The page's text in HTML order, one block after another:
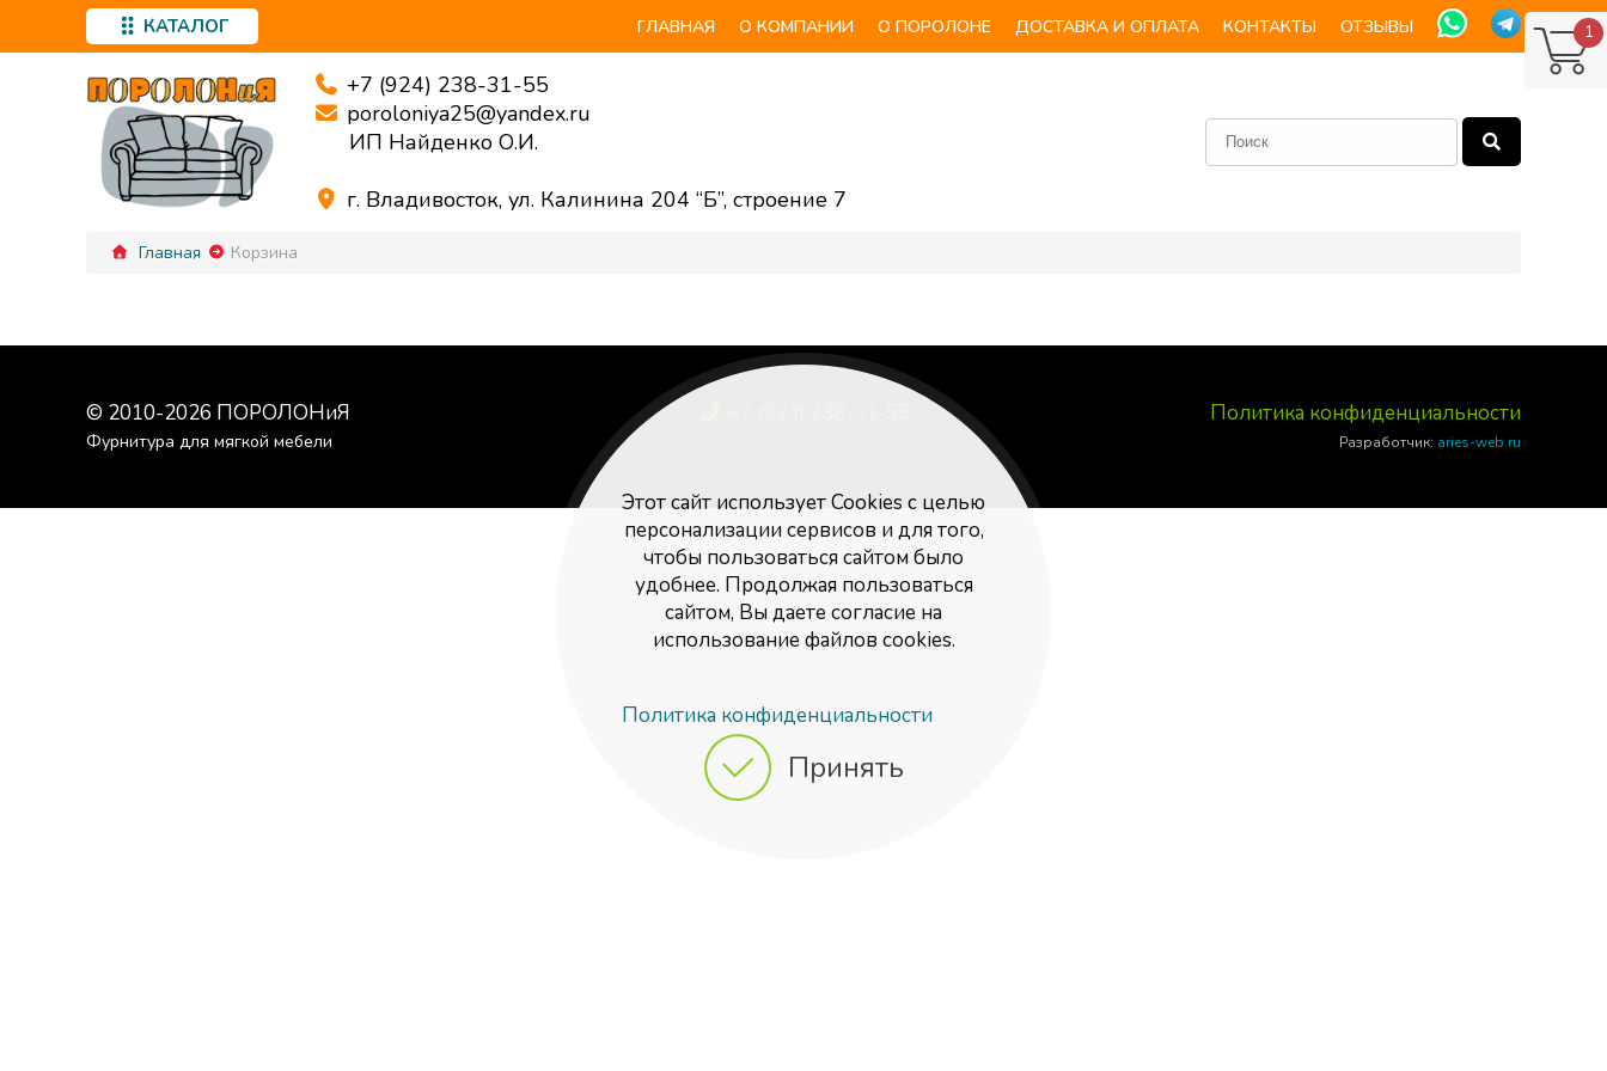
Принять
Этот сайт использует Cookies с целью
персонализации сервисов и для того,
чтобы пользоваться сайтом было
удобнее. Продолжая пользоваться
сайтом, Вы даете согласие на
использование файлов cookies.
Политика конфиденциальности
КАТАЛОГ ГЛАВНАЯ О КОМПАНИИ О ПОРОЛОНЕ ДОСТАВКА И ОПЛАТА КОНТАКТЫ ОТЗЫВЫ
+7 (924) 238-31-55
poroloniya25@yandex.ru
ИП Найденко О.И.
г. Владивосток, ул. Калинина 204 “Б”, строение 7
1
Главная Корзина
© 2010-2026 ПОРОЛОНиЯ
Фурнитура для мягкой мебели
Политика конфиденциальности
Разработчик: aries-web.ru